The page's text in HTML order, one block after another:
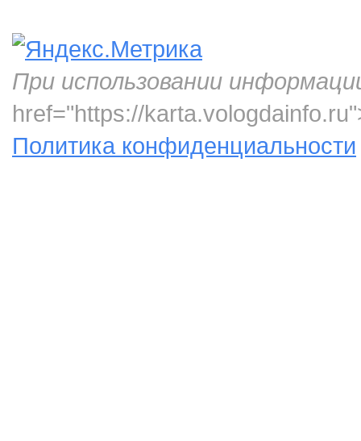
При использовании
href="https://
Политика конфиденциальности